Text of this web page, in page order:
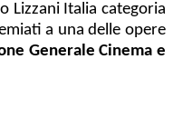
Lizzani Italia categoria
a una delle opere
Generale Cinema e